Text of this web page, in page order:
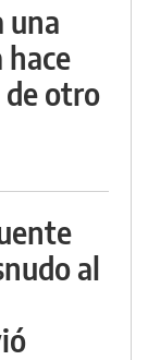
una
hace
de otro
al